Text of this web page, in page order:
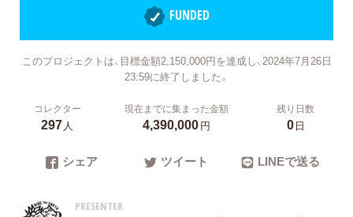
FUNDED
このプロジェクトは、目標金額2,150,000円を達成し、2024年7月26日
23:59に終了しました。
コレクター
297人
現在までに集まった金額
4,390,000円
残り日数
0日
シェア ツイート LINEで送る
PRESENTER